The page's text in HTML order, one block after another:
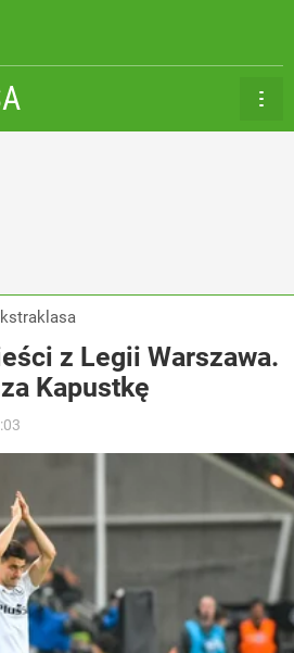
Ekstraklasa
z Legii Warszawa.
Kapustkę